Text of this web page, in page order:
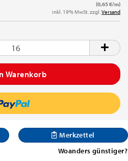
(0,65 €/m)
inkl. 19% MwSt. zzgl.Versand
Merkzettel
Woanders günstiger?